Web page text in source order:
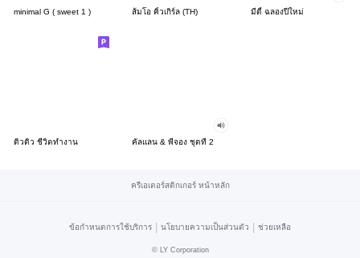
minimal G ( sweet 1 ) ส้มโอ คิ้วเกิร์ล (TH) มีดี้ ฉลองปีใหม่
ดิวดิว ชีวิตทำงาน คัลแลน & พี่จอง ชุดที่ 2
ครีเอเตอร์สติกเกอร์ หน้าหลัก
ข้อกำหนดการใช้บริการ | นโยบายความเป็นส่วนตัว | ช่วยเหลือ
© LY Corporation